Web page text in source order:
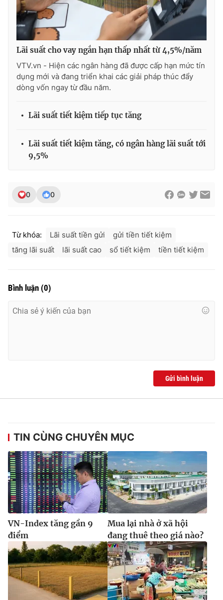
THỜI BÁO VTV
Cơ quan báo chí:Thời báo VTV
Giấy phép hoạt động báo in và báo điện tử số 483/GP-BTTTT
cấp ngày 29/12/2023
Phó Tổng Biên tập:
Nguyễn Thị Mỹ Hạnh, Phạm Quốc Thắng,
Nguyễn Trọng Ninh
Liên hệ quảng cáo:
® Cấm sao chép dưới mọi hình thức nếu không có sự chấp
Lãi suất cho vay ngắn hạn thấp nhất từ 4,5%/năm
VTV.vn - Hiện các ngân hàng đã được cấp hạn mức tín
dụng mới và đang triển khai các giải pháp thúc đẩy
dòng vốn ngay từ đầu năm.
Lãi suất tiết kiệm tiếp tục tăng
Lãi suất tiết kiệm tăng, có ngân hàng lãi suất tới
9,5%
0 0
Từ khóa: Lãi suất tiền gửi
gửi tiền tiết kiệm
tăng lãi suất
lãi suất cao sổ tiết kiệm tiền tiết kiệm
Bình luận (0)
Gửi bình luận
TIN CÙNG CHUYÊN MỤC
VN-Index tăng gần 9
điểm
Mua lại nhà ở xã hội
đang thuê theo giá nào?